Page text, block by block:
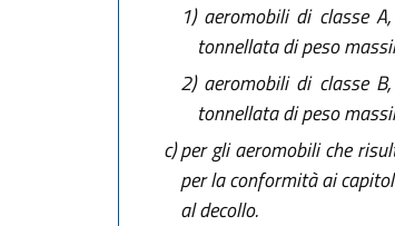
1)aeromobili di classe
tonnellata di peso
2)aeromobili di classe
tonnellata di peso
c)per gli aeromobili che
per la conformità ai
al decollo.